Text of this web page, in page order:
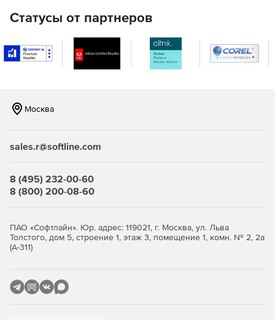
параметров функции контроля учетных записей,
брандмауэра.
Мастер настройки для быстрого начала работы.
неограниченного числа управляемых доменов,
серверов и рабочих станций.
испанском, итальянском, немецком и французском.
Статусы от партнеров
Москва
sales.r@softline.com
8 (495) 232-00-60
8 (800) 200-08-60
ПАО «Софтлайн». Юр. адрес: 119021, г. Москва, ул. Льва
Толстого, дом 5, строение 1, этаж 3, помещение 1, комн. № 2, 2а
(А-311)